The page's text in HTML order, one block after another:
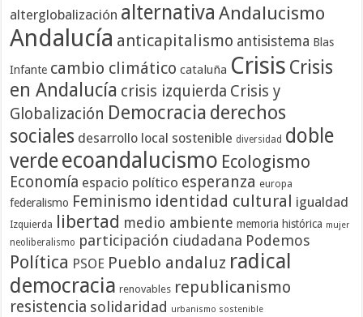
alterglobalización alternativa Andalucismo
Andalucía anticapitalismo antisistema Blas
Infante cambio climático cataluña Crisis Crisis
en Andalucía crisis izquierda Crisis y
Globalización Democracia derechos
sociales desarrollo local sostenible diversidad doble
verdeecoandalucismo Ecologismo
Economía espacio político esperanza europa
federalismo Feminismo identidad cultural igualdad
Izquierda libertad medio ambiente memoria histórica mujer
neoliberalismo participación ciudadana Podemos
Política PSOE Pueblo andaluz radical
democracia renovables republicanismo
resistencia solidaridad urbanismo sostenible